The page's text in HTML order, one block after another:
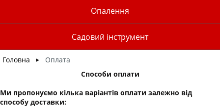
Опалення
Садовий інструмент
Головна ►
Оплата
Способи оплати
Ми пропонуємо кілька варіантів оплати залежно від
способу доставки: